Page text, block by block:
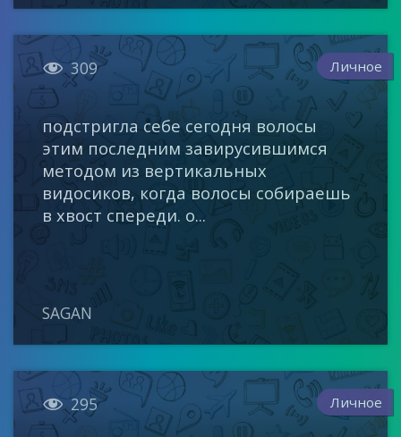
 309 Личное
подстригла себе сегодня волосы
этим последним завирусившимся
методом из вертикальных
видосиков, когда волосы собираешь
в хвост спереди. о...
SAGAN
 295 Личное